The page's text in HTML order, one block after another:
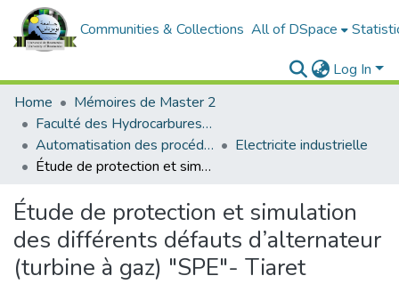
Communities & Collections All of DSpace
Log In
Home
Mémoires de Master 2
Faculté des Hydrocarbures et de la Chimie
Automatisation des procédés industriels et électrification
Electricite industrielle
Étude de protection et simulation des différents défauts d’alternateur (turbine à gaz) "SPE"- Tiaret
Étude de protection et simulation
des différents défauts d’alternateur
(turbine à gaz) "SPE"- Tiaret